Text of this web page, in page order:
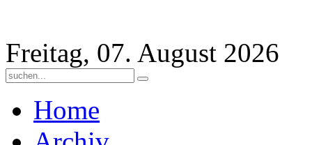
Freitag, 07. August 2026
Home